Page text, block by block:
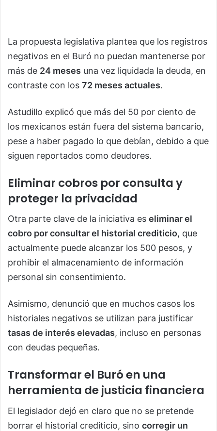
La propuesta legislativa plantea que los registros
negativos en el Buró no puedan mantenerse por
más de 24 meses una vez liquidada la deuda, en
contraste con los 72 meses actuales.
Astudillo explicó que más del 50 por ciento de
los mexicanos están fuera del sistema bancario,
pese a haber pagado lo que debían, debido a que
siguen reportados como deudores.
Eliminar cobros por consulta y
proteger la privacidad
Otra parte clave de la iniciativa es eliminar el
cobro por consultar el historial crediticio, que
actualmente puede alcanzar los 500 pesos, y
prohibir el almacenamiento de información
personal sin consentimiento.
Asimismo, denunció que en muchos casos los
historiales negativos se utilizan para justificar
tasas de interés elevadas, incluso en personas
con deudas pequeñas.
Transformar el Buró en una
herramienta de justicia financiera
El legislador dejó en claro que no se pretende
borrar el historial crediticio, sino corregir un